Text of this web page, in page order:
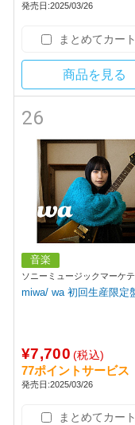
発売日:2025/03/26
まとめてカー
商品を見る
26
音楽
ソニーミュージックマーケ
miwa/ wa 初回生産限定
¥7,700 (税込)
77ポイントサービス
発売日:2025/03/26
まとめてカー